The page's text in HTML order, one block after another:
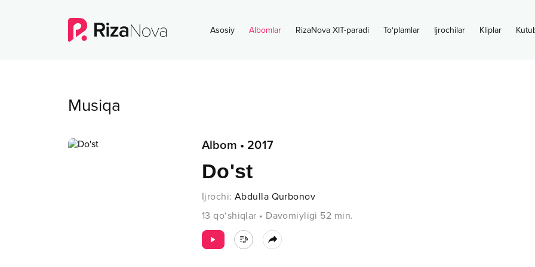
Asosiy Albomlar RizaNova XIT-paradi To‘plamlar Ijrochilar Kliplar
Musiqa
Albom • 2017
Do'st
Ijrochi: Abdulla Qurbonov
13 qo‘shiqlar • Davomiyligi 52 min.